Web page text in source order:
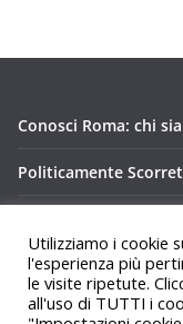
Conosci Roma: chi
Politicamente
Utilizziamo i cookie
l'esperienza più
le visite ripetute.
all'uso di TUTTI i